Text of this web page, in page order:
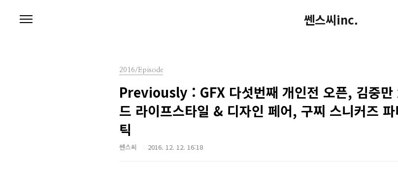
쎈스씨inc.
2016/Episode
Previously : GFX 다섯번째 개인전 오픈, 김중만
드 라이프스타일 & 디자인 페어, 구찌 스니커즈
틱
쎈스씨 2016. 12. 12. 16:18